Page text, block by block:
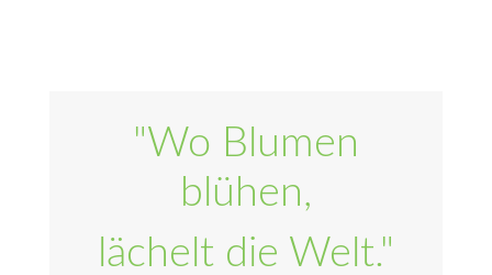
"Wo Blumen
blühen,
lächelt die Welt."